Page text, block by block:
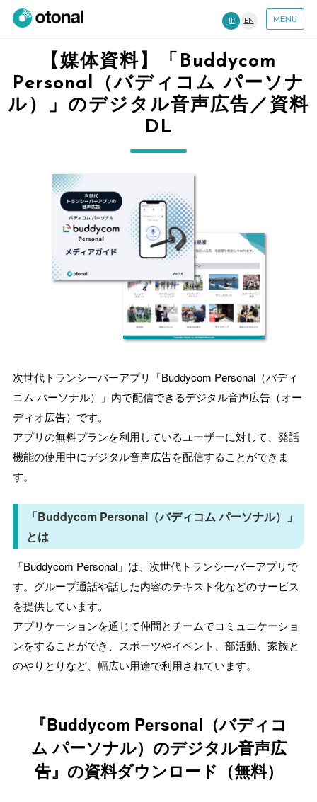
JP EN MENU
【媒体資料】「Buddycom
Personal（バディコム パーソナ
ル）」のデジタル音声広告／資料
DL
次世代トランシーバーアプリ「Buddycom Personal（バディ
コム パーソナル）」内で配信できるデジタル音声広告（オー
ディオ広告）です。
アプリの無料プランを利用しているユーザーに対して、発話
機能の使用中にデジタル音声広告を配信することができま
す。
「Buddycom Personal（バディコム パーソナル）」
とは
「Buddycom Personal」は、次世代トランシーバーアプリで
す。グループ通話や話した内容のテキスト化などのサービス
を提供しています。
アプリケーションを通じて仲間とチームでコミュニケーショ
ンをすることができ、スポーツやイベント、部活動、家族と
のやりとりなど、幅広い用途で利用されています。
『Buddycom Personal（バディコ
ム パーソナル）のデジタル音声広
告』の資料ダウンロード（無料）